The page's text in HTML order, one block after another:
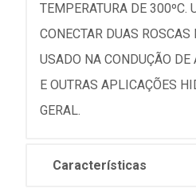
TEMPERATURA DE 300ºC.
CONECTAR DUAS
USADO NA CONDUÇÃO DE
E OUTRAS APLICAÇÕES
GERAL.
Características